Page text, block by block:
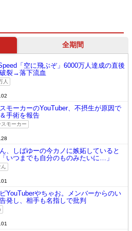
全期間
「空に飛ぶぞ」6000万人達成の直後
裂→落下流血
人
モーカーのYouTuber、不摂生が原因で
手術を報告
モーカー
、しばゆーの今カノに嫉妬していると
いつまでも自分のものみたいに…」
YouTuberやちゃお。メンバーからのい
発し、相手も名指しで批判